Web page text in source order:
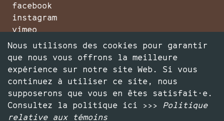
Nous utilisons des cookies pour garantir
que nous vous offrons la meilleure
expérience sur notre site Web. Si vous
continuez à utiliser ce site, nous
supposerons que vous en êtes satisfait·e.
Consultez la politique ici >>> Politique
relative aux témoins
facebook
instagram
vimeo
infolettre
faire un don